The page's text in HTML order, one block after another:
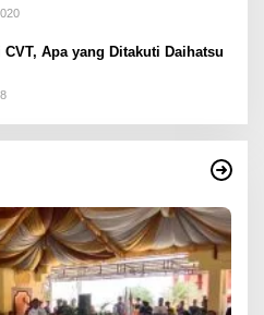
CVT, Apa yang Ditakuti Daihatsu